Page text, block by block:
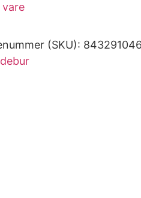
vare
(SKU):